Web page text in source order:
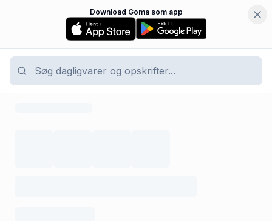
Download Goma som app